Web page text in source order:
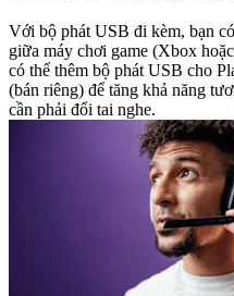
Với bộ phát USB đi kèm, bạn
giữa máy chơi game (Xbox
có thể thêm bộ phát USB cho
(bán riêng) để tăng khả năng
cần phải đổi tai nghe.